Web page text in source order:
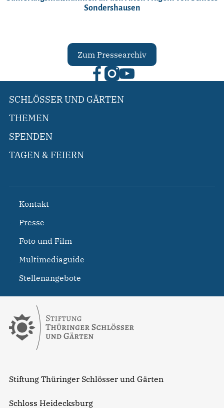
Sondershausen
Zum Pressearchiv
Stiftung Thüringer Schlösser und Gärten
Schloss Heidecksburg
SCHLÖSSER UND GÄRTEN
THEMEN
SPENDEN
TAGEN & FEIERN
Kontakt
Presse
Foto und Film
Multimediaguide
Stellenangebote